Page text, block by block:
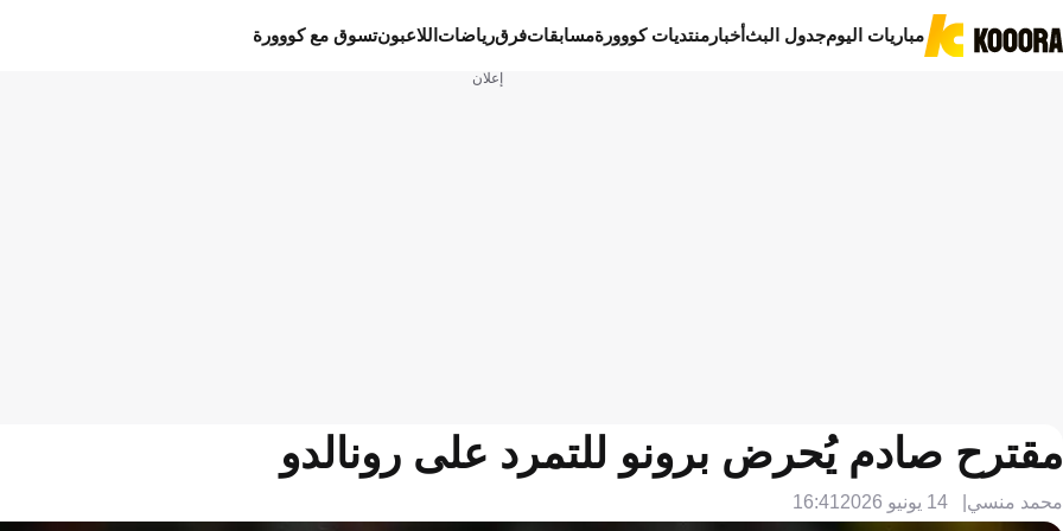
مباريات اليومجدول البثأخبار منتديات كووورةمسابقاتفرقرياضات اللاعبونتسوق مع كووورة
إعلان
مقترح صادم يُحرض برونو للتمرد على رونالدو
محمد منسي 14 يونيو 2026 16:41